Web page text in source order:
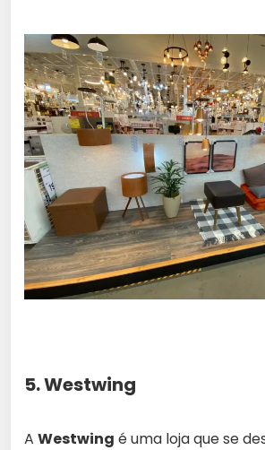
5. Westwing
A Westwing é uma loja que se